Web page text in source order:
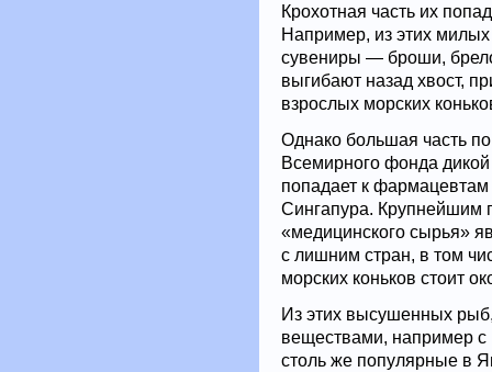
Крохотная часть их
Например, из этих
сувениры — броши,
выгибают назад хвост,
взрослых морских
Однако большая часть
Всемирного фонда
попадает к
Сингапура. Крупнейшим
«медицинского сырья»
с лишним стран, в том
морских коньков стоит
Из этих высушенных
веществами, например с
столь же популярные в